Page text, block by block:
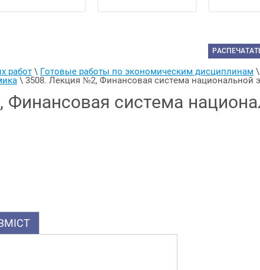
работ \ Готовые работы по экономическим дисциплинам
\ 3508. Лекция №2, Финансовая система национальной
система